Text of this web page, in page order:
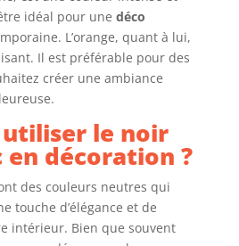
idéal pour une déco
L’orange, quant à lui,
Il est préférable pour des
créer une ambiance
le noir
en décoration ?
des couleurs neutres qui
touche d’élégance et de
intérieur. Bien que souvent